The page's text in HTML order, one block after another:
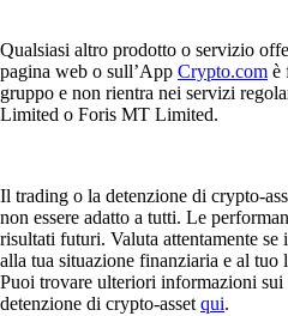
Qualsiasi altro prodotto o servizio
pagina web o sull’App Crypto.com è
gruppo e non rientra nei servizi
Limited o Foris MT Limited.
Il trading o la detenzione di crypto-
non essere adatto a tutti. Le
risultati futuri. Valuta attentamente se
alla tua situazione finanziaria e al
Puoi trovare ulteriori informazioni
detenzione di crypto-asset qui.